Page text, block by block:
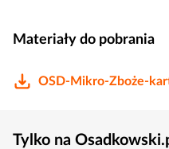
Materiały do pobrania
OSD-Mikro-Zboże-
Tylko na